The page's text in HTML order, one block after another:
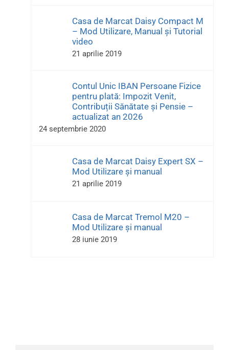
Casa de Marcat Daisy Compact M
– Mod Utilizare, Manual și Tutorial
video
21 aprilie 2019
Contul Unic IBAN Persoane Fizice
pentru plată: Impozit Venit,
Contribuții Sănătate și Pensie –
actualizat an 2026
24 septembrie 2020
Casa de Marcat Daisy Expert SX –
Mod Utilizare și manual
21 aprilie 2019
Casa de Marcat Tremol M20 –
Mod Utilizare și manual
28 iunie 2019